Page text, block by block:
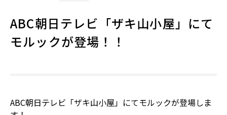
ABC朝日テレビ「ザキ山小屋」にて
モルックが登場！！
ABC朝日テレビ「ザキ山小屋」にてモルックが登場しま